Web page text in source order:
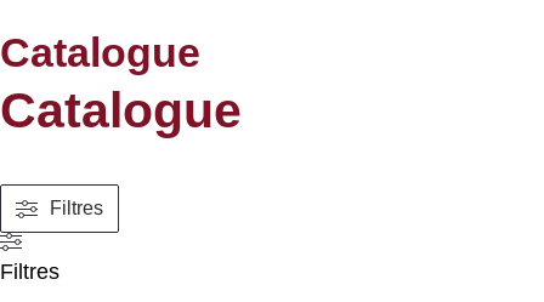
Catalogue
Catalogue
Filtres
Filtres